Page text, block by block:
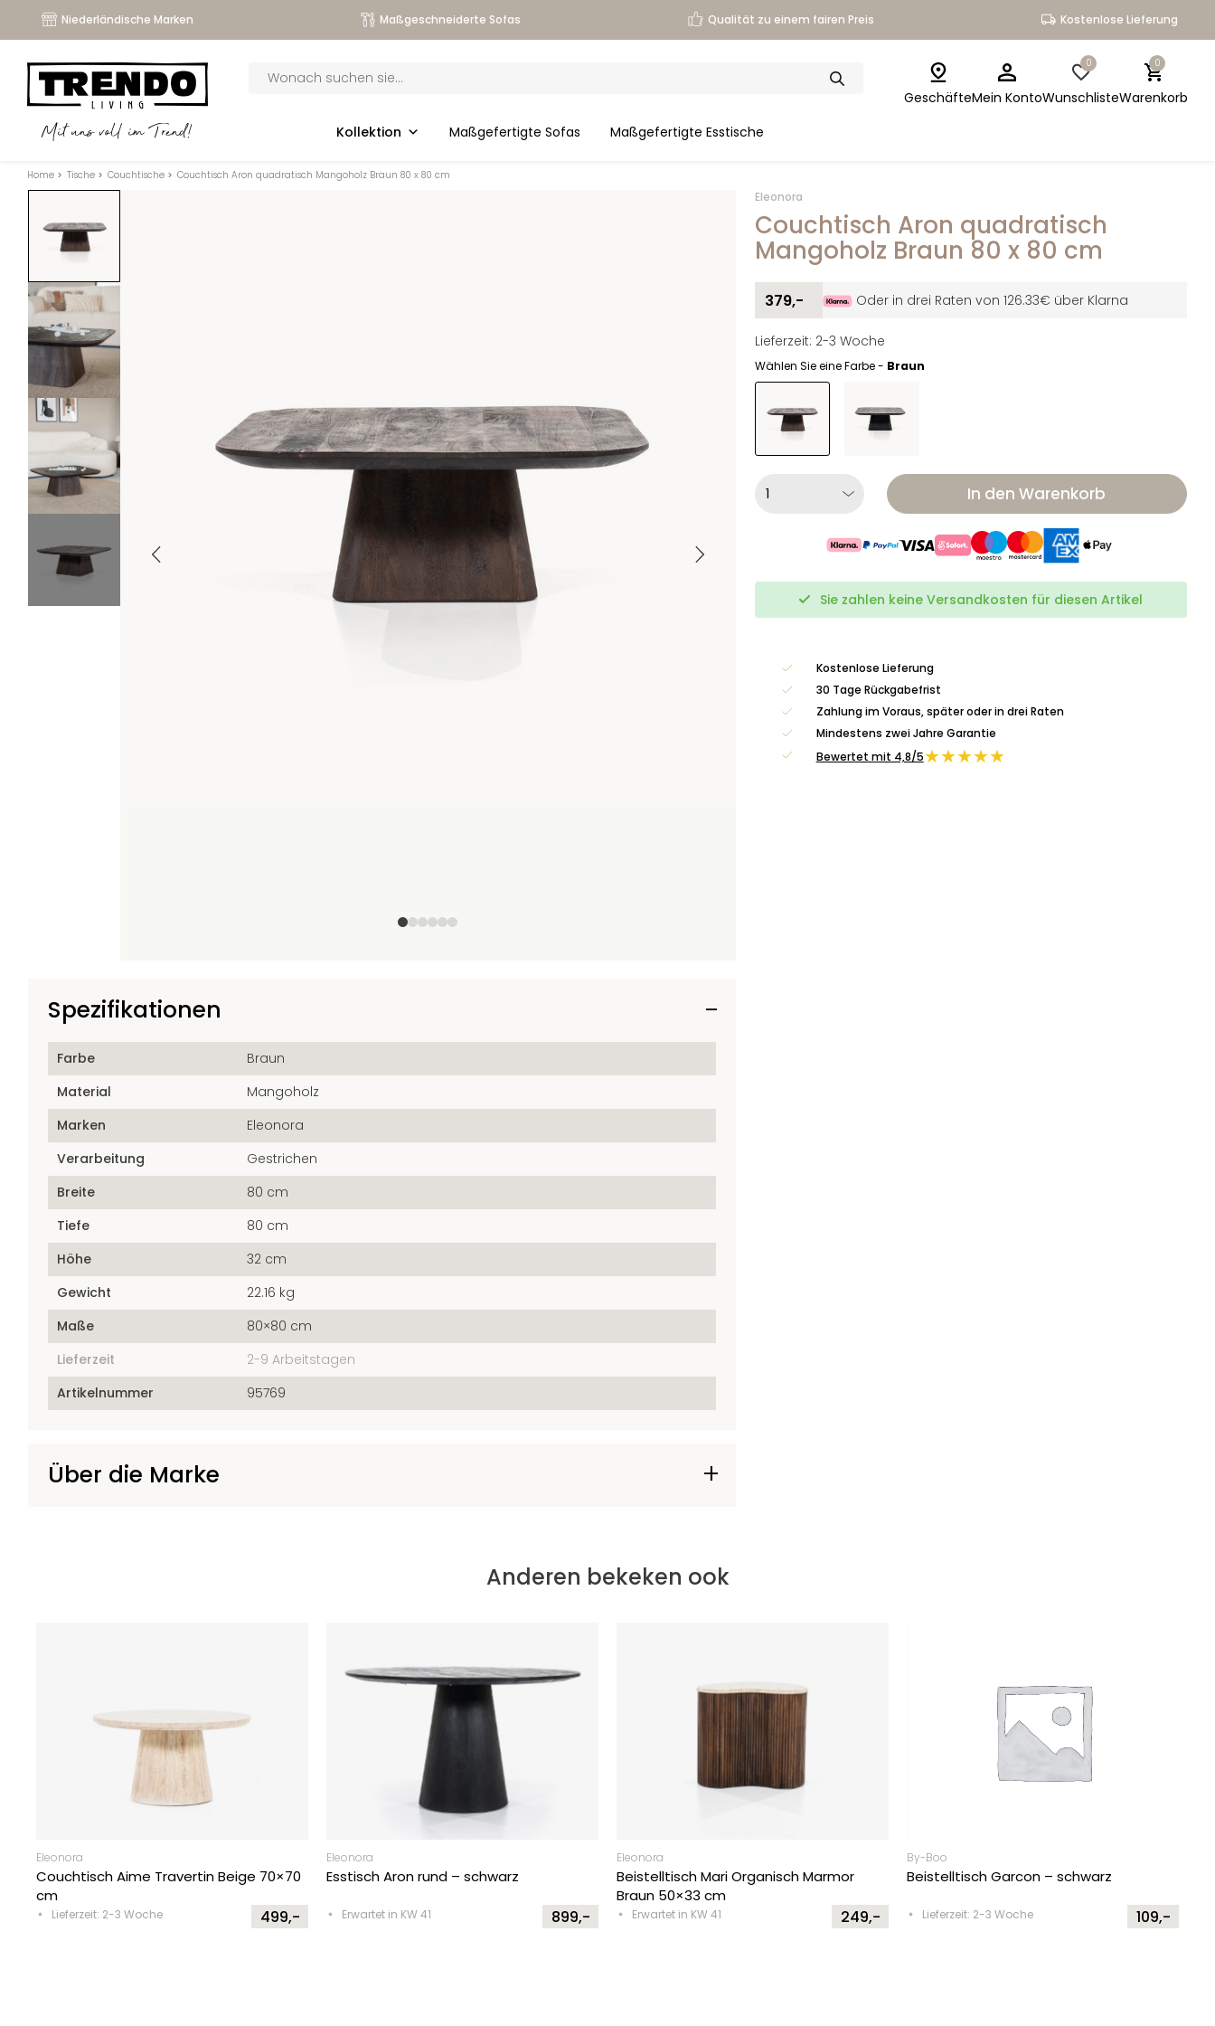
Niederländische Marken Maßgeschneiderte Sofas Qualität zu einem fairen Preis Kostenlose Lieferung
Mit uns voll im Trend!
search
Kollektion Maßgefertigte Sofas Maßgefertigte Esstische
GeschäfteMein Konto
0
Wunschliste
0
Warenkorb
Home > Tische > Couchtische > Couchtisch Aron quadratisch Mangoholz Braun 80 x 80 cm
Spezifikationen
Farbe
Braun
Material
Mangoholz
Marken
Eleonora
Verarbeitung
Gestrichen
Breite
80 cm
Tiefe
80 cm
Höhe
32 cm
Gewicht
22.16 kg
Maße
80×80 cm
Lieferzeit
2-9 Arbeitstagen
Artikelnummer
95769
Über die Marke
Eleonora
Couchtisch Aron quadratisch
Mangoholz Braun 80 x 80 cm
379,- Oder in drei Raten von 126.33€ über Klarna
Lieferzeit: 2-3 Woche
Wählen Sie eine Farbe - Braun
In den Warenkorb
Sie zahlen keine Versandkosten für diesen Artikel
Kostenlose Lieferung
30 Tage Rückgabefrist
Zahlung im Voraus, später oder in drei Raten
Mindestens zwei Jahre Garantie
Bewertet mit 4,8/5★★★★★
Anderen bekeken ook
Eleonora
Couchtisch Aime Travertin Beige 70×70
cm
Lieferzeit: 2-3 Woche 499,-
Eleonora
Esstisch Aron rund – schwarz
Erwartet in KW 41 899,-
Eleonora
Beistelltisch Mari Organisch Marmor
Braun 50×33 cm
Erwartet in KW 41 249,-
By-Boo
Beistelltisch Garcon – schwarz
Lieferzeit: 2-3 Woche 109,-